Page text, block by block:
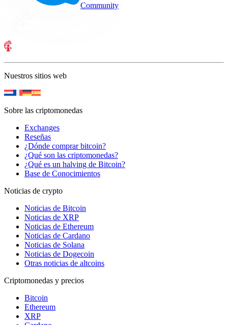
Community
Nuestros sitios web
Sobre las criptomonedas
Exchanges
Reseñas
¿Dónde comprar bitcoin?
¿Qué son las criptomonedas?
¿Qué es un halving de Bitcoin?
Base de Conocimientos
Noticias de crypto
Noticias de Bitcoin
Noticias de XRP
Noticias de Ethereum
Noticias de Cardano
Noticias de Solana
Noticias de Dogecoin
Otras noticias de altcoins
Criptomonedas y precios
Bitcoin
Ethereum
XRP